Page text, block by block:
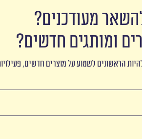
מעודכנים?
ומותגים חדשים?
הראשונים לשמוע על מוצרים חדשים,